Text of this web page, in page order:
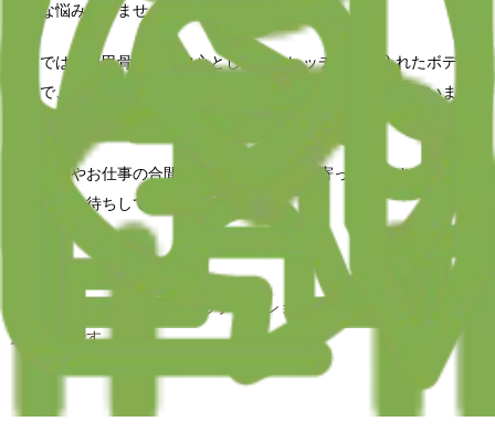
そんな悩みありませんか？
当店では、肩甲骨周りを中心としたストレッチを取り入れたボディ
ケアで、筋肉をほぐし疲れにくい身体づくりをサポートしていま
お買い物やお仕事の合間に、ぜひ気軽に立ち寄ってください。スタ
ッフ一同お待ちしております！
当店は全国に約300店舗のリラクゼーションサロンを展開のRe.Ra.Ku
グループです。